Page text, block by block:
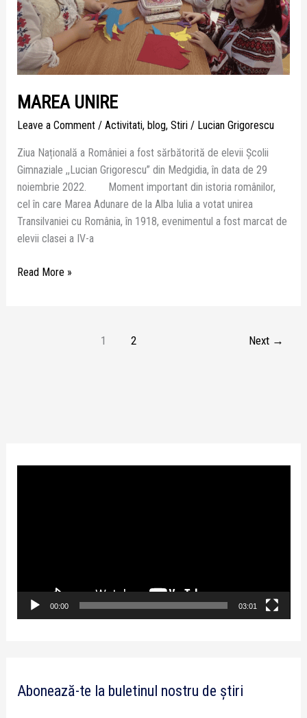
MAREA UNIRE
Leave a Comment / Activitati, blog, Stiri/ Lucian Grigorescu
Ziua Națională a României a fost sărbătorită de elevii Școlii
Gimnaziale ,,Lucian Grigorescu” din Medgidia, în data de 29
noiembrie 2022. Moment important din istoria românilor,
cel în care Marea Adunare de la Alba Iulia a votat unirea
Transilvaniei cu România, în 1918, evenimentul a fost marcat de
elevii clasei a IV-a
Read More »
1 2 Next →
o
00:00 03:01
Abonează-te la buletinul nostru de știri